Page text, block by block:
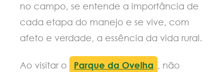
no campo, se entende a importância de
cada etapa do manejo e se vive, com
afeto e verdade, a essência da vida rural.
Ao visitar o Parque da Ovelha , não